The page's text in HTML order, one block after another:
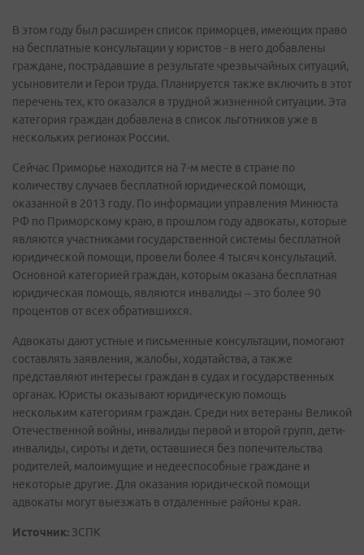
В этом году был расширен список приморцев, имеющих право
на бесплатные консультации у юристов - в него добавлены
граждане, пострадавшие в результате чрезвычайных ситуаций,
усыновители и Герои труда. Планируется также включить в этот
перечень тех, кто оказался в трудной жизненной ситуации. Эта
категория граждан добавлена в список льготников уже в
нескольких регионах России.
Сейчас Приморье находится на 7-м месте в стране по
количеству случаев бесплатной юридической помощи,
оказанной в 2013 году. По информации управления Минюста
РФ по Приморскому краю, в прошлом году адвокаты, которые
являются участниками государственной системы бесплатной
юридической помощи, провели более 4 тысяч консультаций.
Основной категорией граждан, которым оказана бесплатная
юридическая помощь, являются инвалиды – это более 90
процентов от всех обратившихся.
Адвокаты дают устные и письменные консультации, помогают
составлять заявления, жалобы, ходатайства, а также
представляют интересы граждан в судах и государственных
органах. Юристы оказывают юридическую помощь
нескольким категориям граждан. Среди них ветераны Великой
Отечественной войны, инвалиды первой и второй групп, дети-
инвалиды, сироты и дети, оставшиеся без попечительства
родителей, малоимущие и недееспособные граждане и
некоторые другие. Для оказания юридической помощи
адвокаты могут выезжать в отдаленные районы края.
Источник: ЗСПК